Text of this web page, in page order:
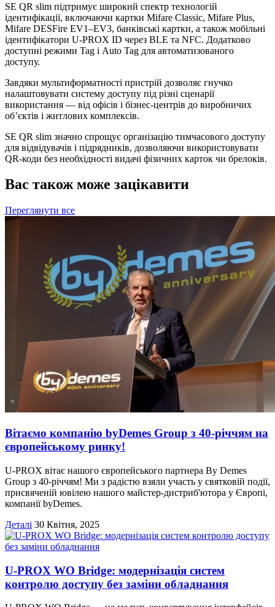
SE QR slim підтримує широкий спектр технологій
ідентифікації, включаючи картки Mifare Classic, Mifare Plus,
Mifare DESFire EV1–EV3, банківські картки, а також мобільні
ідентифікатори U-PROX ID через BLE та NFC. Додатково
доступні режими Tag і Auto Tag для автоматизованого
доступу.
Завдяки мультиформатності пристрій дозволяє гнучко
налаштовувати систему доступу під різні сценарії
використання — від офісів і бізнес-центрів до виробничих
об’єктів і житлових комплексів.
SE QR slim значно спрощує організацію тимчасового доступу
для відвідувачів і підрядників, дозволяючи використовувати
QR-коди без необхідності видачі фізичних карток чи брелоків.
Вас також може зацікавити
Переглянути все
Вітаємо компанію byDemes Group з 40-річчям на
європейському ринку!
U-PROX вітає нашого європейського партнера By Demes
Group з 40-річчям! Ми з радістю взяли участь у святковій події,
присвяченій ювілею нашого майстер-дистриб'ютора у Європі,
компанії byDemes.
Деталі 30 Квітня, 2025
U-PROX WO Bridge: модернізація систем
контролю доступу без заміни обладнання